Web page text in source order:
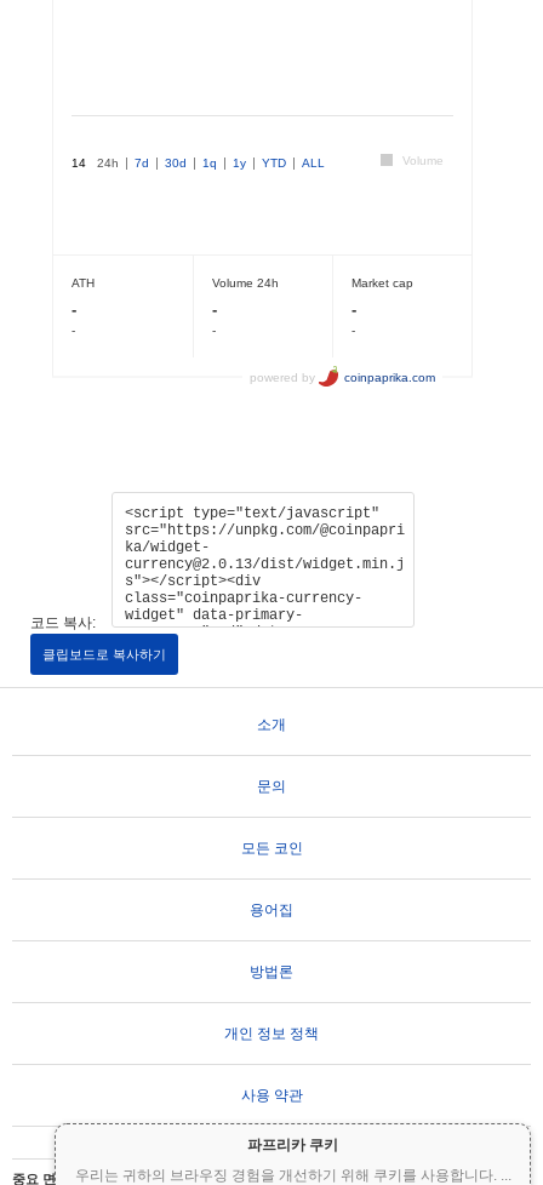
파프리카 쿠키
우리는 귀하의 브라우징 경험을 개선하기 위해 쿠키를 사용합니다. ...
코드 복사:
클립보드로 복사하기
소개
문의
모든 코인
용어집
방법론
개인 정보 정책
사용 약관
중요 면책 조항: 암호화폐는 변동성이 매우 높으며 상당한 위험을 수반합니다. 투자금의